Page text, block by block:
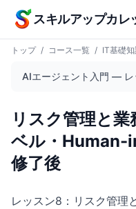
本文へスキップ
スキルアップカレ
トップ / コース一覧 / IT基礎
AIエージェント入門 — レ
リスク管理と
ベル・Human-
修了後
レッスン8：リスク管